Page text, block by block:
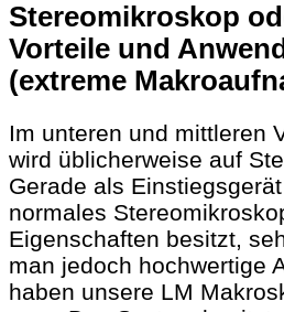
Stereomikroskop
Vorteile und
(extreme
Im unteren und mittleren
wird üblicherweise auf
Gerade als
normales
Eigenschaften besitzt,
man jedoch hochwertige
haben unsere LM